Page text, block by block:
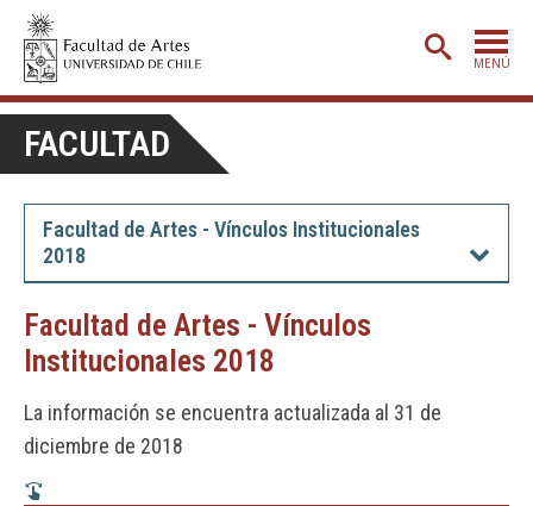
MENÚ
ADMISIÓN
ETAPA BÁSICA
POSTGRADO
EXTENSIÓN
CREACIÓNE INVESTIGACIÓN
FACULTAD
Facultad de Artes - Vínculos Institucionales
2018
Facultad de Artes - Vínculos
Institucionales 2018
La información se encuentra actualizada al 31 de
diciembre de 2018